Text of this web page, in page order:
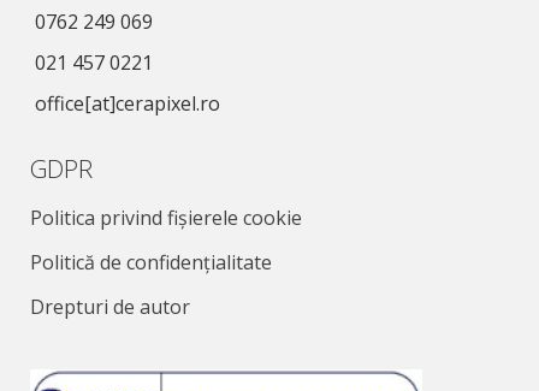
0762 249 069
021 457 0221
office[at]cerapixel.ro
GDPR
Politica privind fișierele cookie
Politică de confidențialitate
Drepturi de autor